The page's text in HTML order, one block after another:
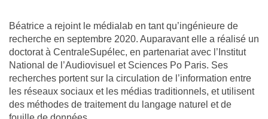
Béatrice a rejoint le médialab en tant qu’ingénieure de
recherche en septembre 2020. Auparavant elle a réalisé un
doctorat à CentraleSupélec, en partenariat avec l’Institut
National de l’Audiovisuel et Sciences Po Paris. Ses
recherches portent sur la circulation de l’information entre
les réseaux sociaux et les médias traditionnels, et utilisent
des méthodes de traitement du langage naturel et de